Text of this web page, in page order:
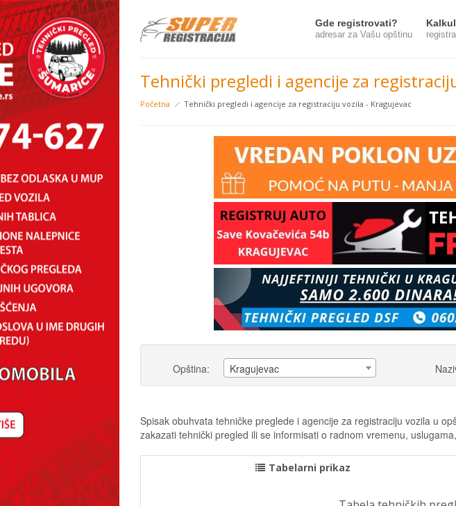
Gde registrovati?
adresar za Vašu opštinu
Tehnički pregledi i agencije za
Početna Tehnički pregledi i agencije za registraciju vozila - Kragujevac
Opština: Kragujevac
Spisak obuhvata tehničke preglede i agencije za registraciju vozila u
zakazati tehnički pregled ili se informisati o radnom vremenu,
Tabelarni prikaz